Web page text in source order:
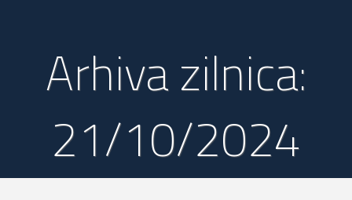
Arhiva zilnica:
21/10/2024